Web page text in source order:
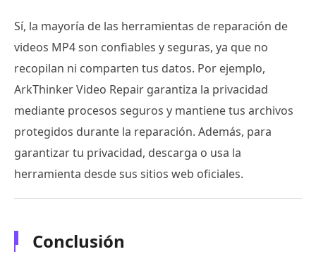
Sí, la mayoría de las herramientas de reparación de
videos MP4 son confiables y seguras, ya que no
recopilan ni comparten tus datos. Por ejemplo,
ArkThinker Video Repair garantiza la privacidad
mediante procesos seguros y mantiene tus archivos
protegidos durante la reparación. Además, para
garantizar tu privacidad, descarga o usa la
herramienta desde sus sitios web oficiales.
Conclusión